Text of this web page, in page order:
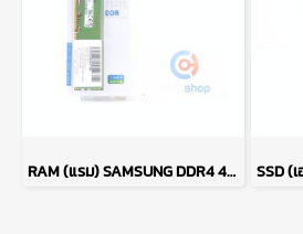
RAM (แรม) SAMSUNG DDR4 4GB (4GBX1) 2666MHz 16CHIP (ของใหม่) P17763